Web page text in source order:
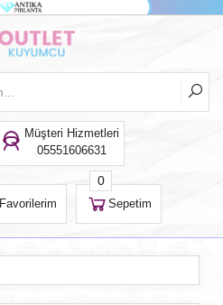
Müşteri Hizmetleri
05551606631
Favorilerim Sepetim
0